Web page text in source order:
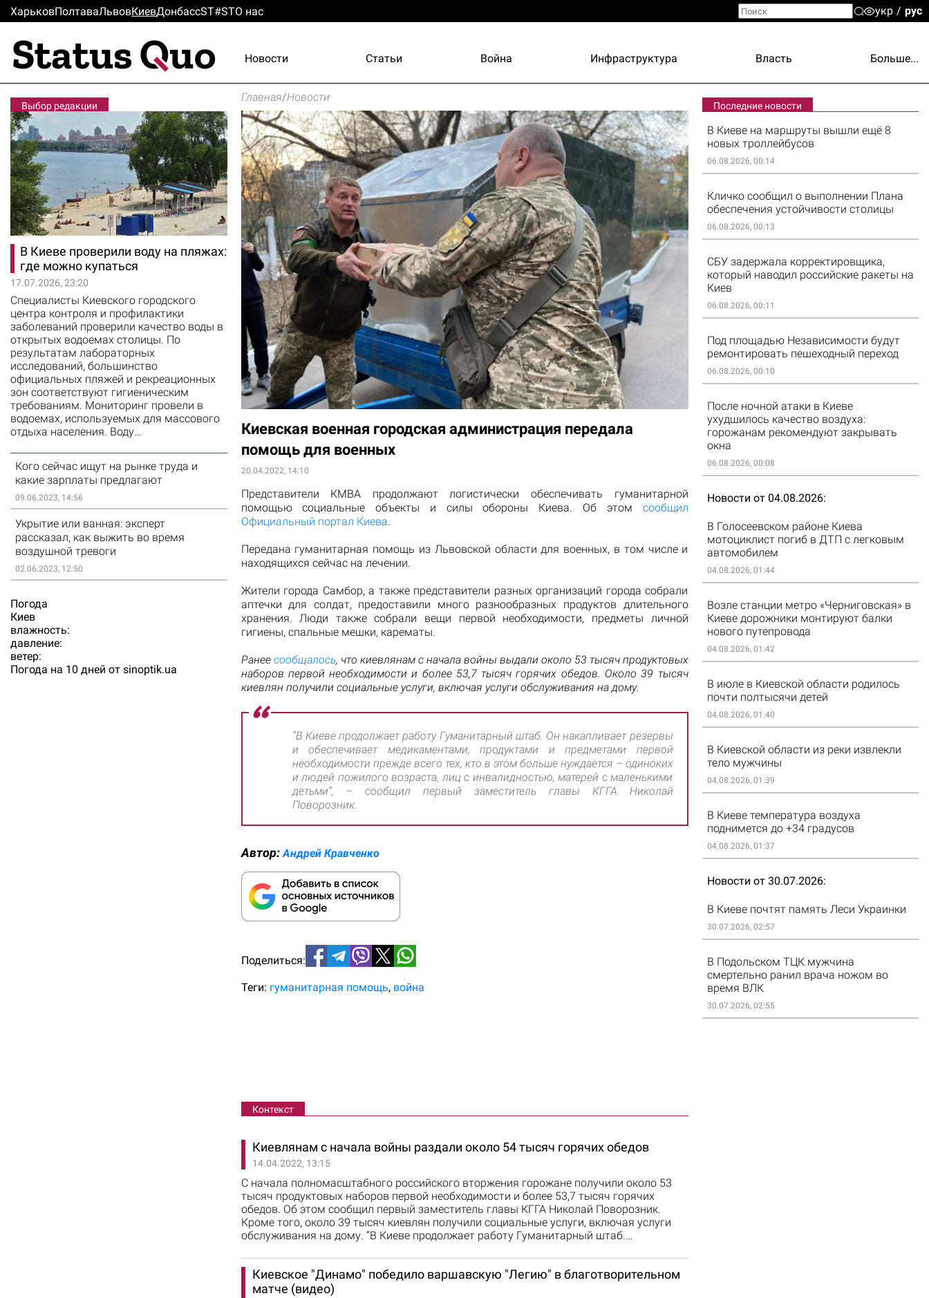
ХарьковПолтаваЛьвовКиевДонбассST#STО нас укр рус
Новости Статьи Война Инфраструктура Власть Больше...
Выбор редакции
В Киеве проверили воду на пляжах:
где можно купаться
17.07.2026, 23:20
Специалисты Киевского городского
центра контроля и профилактики
заболеваний проверили качество воды в
открытых водоемах столицы. По
результатам лабораторных
исследований, большинство
официальных пляжей и рекреационных
зон соответствуют гигиеническим
требованиям. Мониторинг провели в
водоемах, используемых для массового
отдыха населения. Воду…
Кого сейчас ищут на рынке труда и
какие зарплаты предлагают
09.06.2023, 14:56
Укрытие или ванная: эксперт
рассказал, как выжить во время
воздушной тревоги
02.06.2023, 12:50
Погода
Киев
влажность:
давление:
ветер:
Погода на 10 дней от sinoptik.ua
Главная/Новости
Киевская военная городская администрация передала
помощь для военных
20.04.2022, 14:10
Представители КМВА продолжают логистически обеспечивать гуманитарной
помощью социальные объекты и силы обороны Киева. Об этом сообщил
Официальный портал Киева.
Передана гуманитарная помощь из Львовской области для военных, в том числе и
находящихся сейчас на лечении.
Жители города Самбор, а также представители разных организаций города собрали
аптечки для солдат, предоставили много разнообразных продуктов длительного
хранения. Люди также собрали вещи первой необходимости, предметы личной
гигиены, спальные мешки, карематы.
Ранее сообщалось, что киевлянам с начала войны выдали около 53 тысяч продуктовых
наборов первой необходимости и более 53,7 тысяч горячих обедов. Около 39 тысяч
киевлян получили социальные услуги, включая услуги обслуживания на дому.
“В Киеве продолжает работу Гуманитарный штаб. Он накапливает резервы
и обеспечивает медикаментами, продуктами и предметами первой
необходимости прежде всего тех, кто в этом больше нуждается – одиноких
и людей пожилого возраста, лиц с инвалидностью, матерей с маленькими
детьми”, – сообщил первый заместитель главы КГГА Николай
Поворозник.
Автор: Андрей Кравченко
Поделиться:
Теги: гуманитарная помощь война
Контекст
Киевлянам с начала войны раздали около 54 тысяч горячих обедов
14.04.2022, 13:15
С начала полномасштабного российского вторжения горожане получили около 53
тысяч продуктовых наборов первой необходимости и более 53,7 тысяч горячих
обедов. Об этом сообщил первый заместитель главы КГГА Николай Поворозник.
Кроме того, около 39 тысяч киевлян получили социальные услуги, включая услуги
обслуживания на дому. “В Киеве продолжает работу Гуманитарный штаб.…
Киевское "Динамо" победило варшавскую "Легию" в благотворительном
матче (видео)
Последние новости
В Киеве на маршруты вышли ещё 8
новых троллейбусов
06.08.2026, 00:14
Кличко сообщил о выполнении Плана
обеспечения устойчивости столицы
06.08.2026, 00:13
СБУ задержала корректировщика,
который наводил российские ракеты на
Киев
06.08.2026, 00:11
Под площадью Независимости будут
ремонтировать пешеходный переход
06.08.2026, 00:10
После ночной атаки в Киеве
ухудшилось качество воздуха:
горожанам рекомендуют закрывать
окна
06.08.2026, 00:08
Новости от 04.08.2026
В Голосеевском районе Киева
мотоциклист погиб в ДТП с легковым
автомобилем
04.08.2026, 01:44
Возле станции метро «Черниговская» в
Киеве дорожники монтируют балки
нового путепровода
04.08.2026, 01:42
В июле в Киевской области родилось
почти полтысячи детей
04.08.2026, 01:40
В Киевской области из реки извлекли
тело мужчины
04.08.2026, 01:39
В Киеве температура воздуха
поднимется до +34 градусов
04.08.2026, 01:37
Новости от 30.07.2026
В Киеве почтят память Леси Украинки
30.07.2026, 02:57
В Подольском ТЦК мужчина
смертельно ранил врача ножом во
время ВЛК
30.07.2026, 02:55